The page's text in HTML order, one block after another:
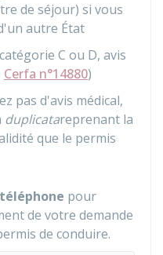
de séjour) si vous
autre État
C ou D, avis
Cerfa n°14880)
pas d'avis médical,
duplicatareprenant la
que le permis
pour
de votre demande
de conduire.